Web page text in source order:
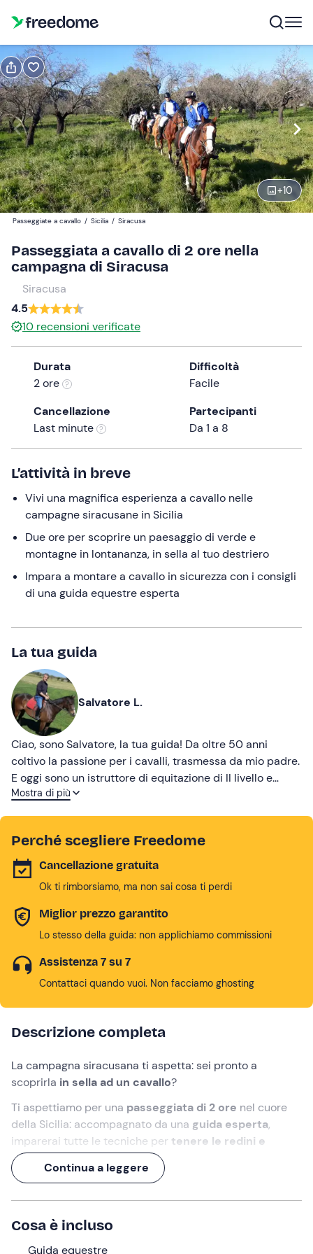
+10
Prenota
Navigate
forward
to
interact
with
the
calendar
and
select
date.
Press
the
question
mark
keyboard
shortcuts
for
changing
dates.
Modifica
14:00 Modifica
Partecipanti
70 €
1
Passeggiate a cavallo / Sicilia / Siracusa
Passeggiata a cavallo di 2 ore nella
campagna di Siracusa
Siracusa
4.5
10 recensioni verificate
Durata
2 ore
Difficoltà
Facile
Cancellazione
Last minute
Partecipanti
Da 1 a 8
L’attività in breve
Vivi una magnifica esperienza a cavallo nelle
campagne siracusane in Sicilia
Due ore per scoprire un paesaggio di verde e
montagne in lontananza, in sella al tuo destriero
Impara a montare a cavallo in sicurezza con i consigli
di una guida equestre esperta
La tua guida
Salvatore L.
Ciao, sono Salvatore, la tua guida! Da oltre 50 anni
coltivo la passione per i cavalli, trasmessa da mio padre.
E oggi sono un istruttore di equitazione di II livello e
guida equestre ambientale, pronto ad accompagnarti
Mostra di più
Perché scegliere Freedome
Cancellazione gratuita
Ok ti rimborsiamo, ma non sai cosa ti perdi
Miglior prezzo garantito
Lo stesso della guida: non applichiamo commissioni
Assistenza 7 su 7
Contattaci quando vuoi. Non facciamo ghosting
Descrizione completa
La campagna siracusana ti aspetta: sei pronto a
scoprirla in sella ad un cavallo?
Ti aspettiamo per una passeggiata di 2 ore nel cuore
della Sicilia: accompagnato da una guida esperta,
imparerai tutte le tecniche per tenere le redini e
procedere al passo.
Lungo unpercorso pianeggiante
montagne all'orizzonte, potrai guadare il letto di un ex
fiume, rilassarti a contatto con la natura e ricevere
un'indimenticabile foto ricordo
Continua a leggere
Cosa è incluso
Guida equestre